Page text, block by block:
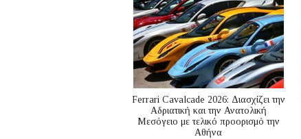
Ferrari Cavalcade 2026: Διασχίζει την
Αδριατική και την Ανατολική
Μεσόγειo με τελικό προορισμό την
Αθήνα